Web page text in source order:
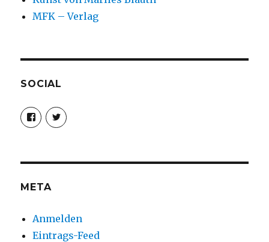
MFK – Verlag
SOCIAL
Profil
von
christoph.fleischer1
anzeigen
Profil
von
anzeigen
META
Anmelden
Eintrags-Feed